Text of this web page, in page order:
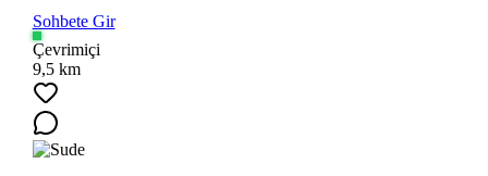
Sohbete Gir
Çevrimiçi
9,5 km